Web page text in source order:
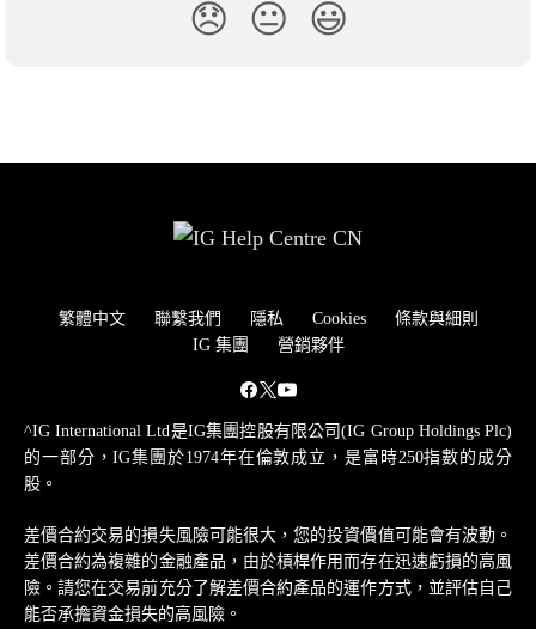
😞 😐 😃
繁體中文 聯繫我們 隱私 Cookies
條款與細則
IG 集團
營銷夥伴
^IG International Ltd是IG集團控股有限公司(IG Group Holdings Plc)
的一部分，IG集團於1974年在倫敦成立，是富時250指數的成分
股。
差價合約交易的損失風險可能很大，您的投資價值可能會有波動。
差價合約為複雜的金融產品，由於槓桿作用而存在迅速虧損的高風
險。請您在交易前充分了解差價合約產品的運作方式，並評估自己
能否承擔資金損失的高風險。